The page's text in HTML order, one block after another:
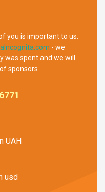
you is important to us.
- we
was spent and we will
sponsors.
UAH
usd